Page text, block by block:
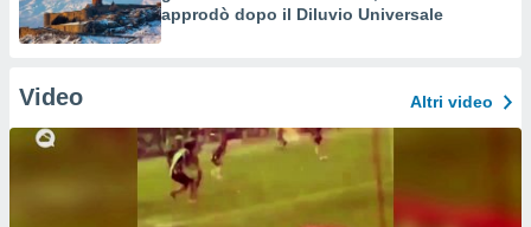
approdò dopo il Diluvio Universale
Video Altri video